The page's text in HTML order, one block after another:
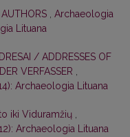
Archaeologia
Lituana
/ ADDRESSES OF
VERFASSER
Archaeologia Lituana
iki Viduramžių
Archaeologia Lituana